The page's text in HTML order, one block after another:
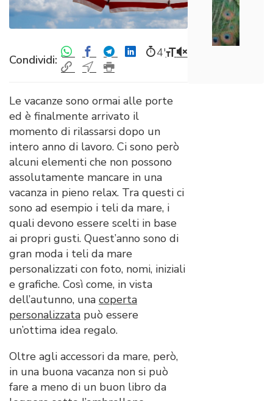
Condividi:
4′
Le vacanze sono ormai alle porte
ed è finalmente arrivato il
momento di rilassarsi dopo un
intero anno di lavoro. Ci sono però
alcuni elementi che non possono
assolutamente mancare in una
vacanza in pieno relax. Tra questi ci
sono ad esempio i teli da mare, i
quali devono essere scelti in base
ai propri gusti. Quest’anno sono di
gran moda i teli da mare
personalizzati con foto, nomi, iniziali
e grafiche. Così come, in vista
dell’autunno, una coperta
personalizzata può essere
un’ottima idea regalo.
Oltre agli accessori da mare, però,
in una buona vacanza non si può
fare a meno di un buon libro da